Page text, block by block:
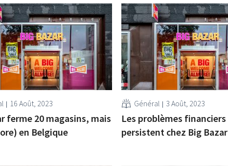
16 Août, 2023
ferme 20 magasins, mais
en Belgique
Général 3 Août, 2023
Les problèmes financiers
persistent chez Big Bazar